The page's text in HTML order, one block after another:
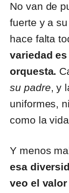
No van de
fuerte y a
hace falta
variedad
orquesta.
su padre, y
uniformes,
como la
Y menos
esa
veo el